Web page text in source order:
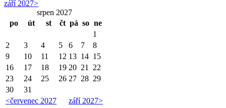
září 2027>
srpen 2027
po
út st čt pá so ne
<červenec 2027 září 2027>
1
2
3 4 5 6 7
8
9
10 11 12 13 14 15
16
17 18 19 20 21
22
23
24 25 26 27 28 29
30
31